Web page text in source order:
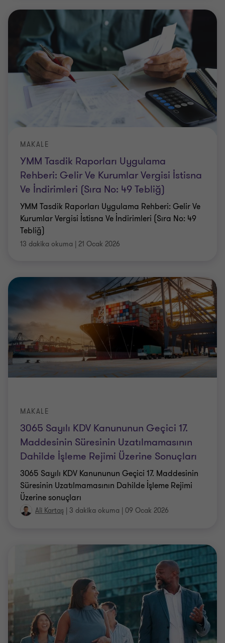
YMM Tasdik Raporları Uygulama
Rehberi: Gelir Ve Kurumlar Vergisi İstisna
Ve İndirimleri (Sıra No: 49 Tebliğ)
MAKALE
YMM Tasdik Raporları Uygulama Rehberi: Gelir Ve
Kurumlar Vergisi İstisna Ve İndirimleri (Sıra No: 49
Tebliğ)
13 dakika okuma | 21 Ocak 2026
3065 Sayılı KDV Kanununun Geçici 17.
Maddesinin Süresinin Uzatılmamasının
Dahilde İşleme Rejimi Üzerine Sonuçları
MAKALE
3065 Sayılı KDV Kanununun Geçici 17. Maddesinin
Süresinin Uzatılmamasının Dahilde İşleme Rejimi
Üzerine sonuçları
Ali Kartaş | 3 dakika okuma | 09 Ocak 2026